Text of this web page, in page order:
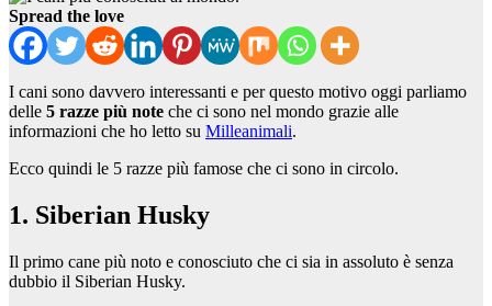
Spread the love
I cani sono davvero interessanti e per questo motivo oggi parliamo
delle 5 razze più note che ci sono nel mondo grazie alle
informazioni che ho letto su Milleanimali.
Ecco quindi le 5 razze più famose che ci sono in circolo.
1. Siberian Husky
Il primo cane più noto e conosciuto che ci sia in assoluto è senza
dubbio il Siberian Husky.